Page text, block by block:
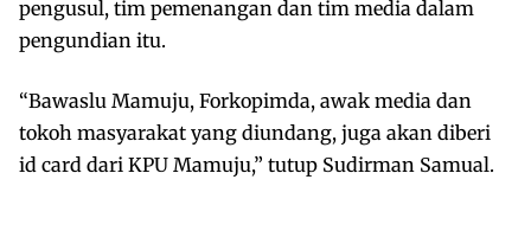
pengusul, tim pemenangan dan tim media dalam
pengundian itu.
“Bawaslu Mamuju, Forkopimda, awak media dan
tokoh masyarakat yang diundang, juga akan diberi
id card dari KPU Mamuju,” tutup Sudirman Samual.